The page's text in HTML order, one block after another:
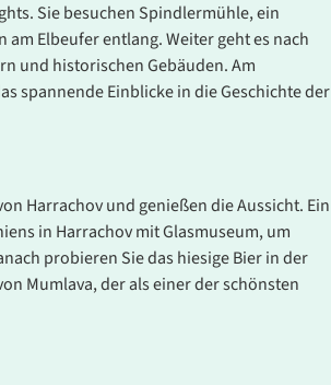
Sie besuchen Spindlermühle, ein
Elbeufer entlang. Weiter geht es nach
und historischen Gebäuden. Am
spannende Einblicke in die Geschichte der
Harrachov und genießen die Aussicht. Ein
in Harrachov mit Glasmuseum, um
probieren Sie das hiesige Bier in der
Mumlava, der als einer der schönsten